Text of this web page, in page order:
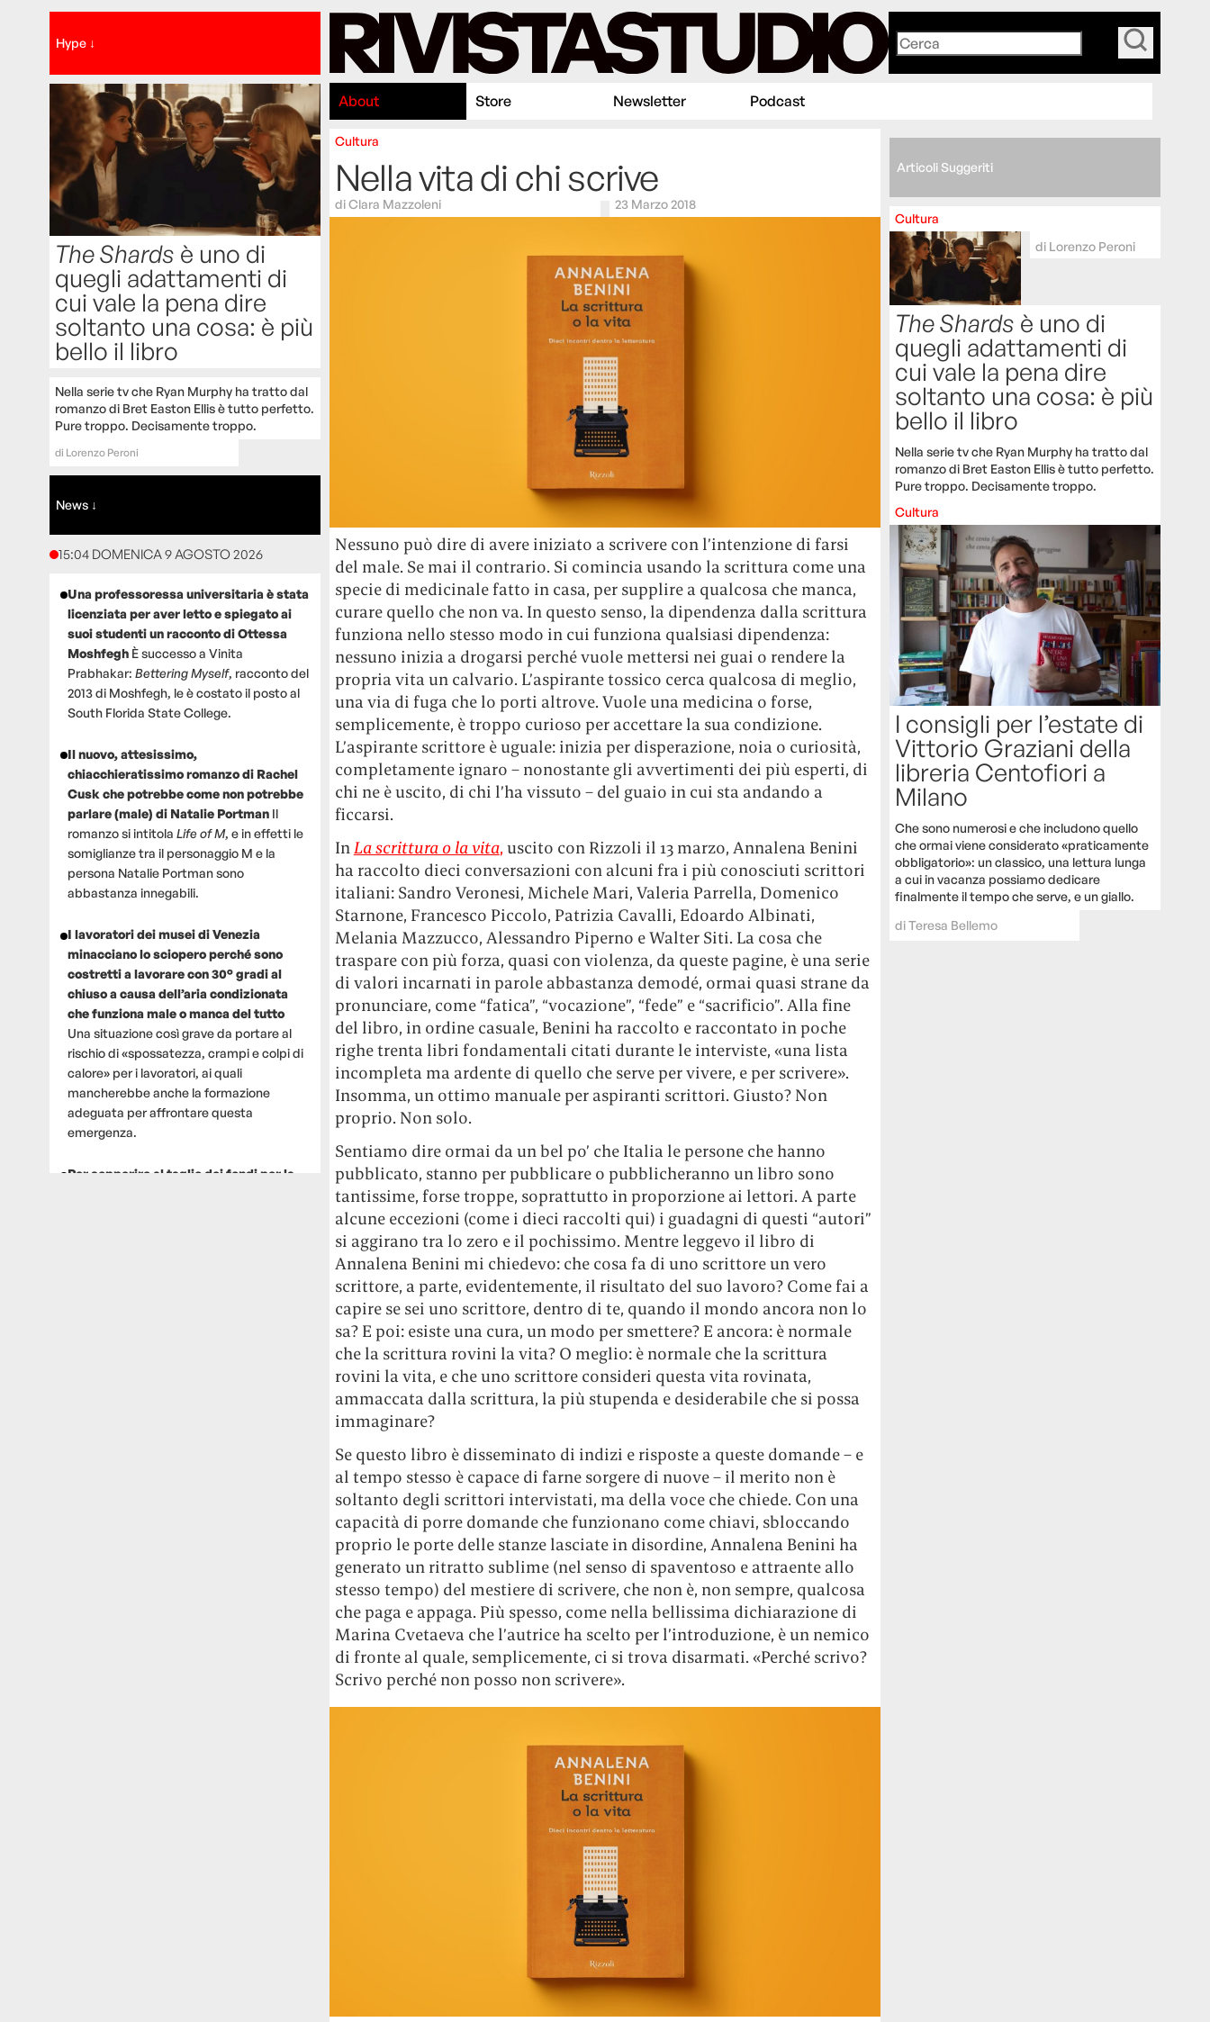
Hype ↓
The Shards è uno di
quegli adattamenti di
cui vale la pena dire
soltanto una cosa: è più
bello il libro
Nella serie tv che Ryan Murphy ha tratto dal
romanzo di Bret Easton Ellis è tutto perfetto.
Pure troppo. Decisamente troppo.
di Lorenzo Peroni
News ↓
15:04 DOMENICA 9 AGOSTO 2026
Una professoressa universitaria è stata
licenziata per aver letto e spiegato ai
suoi studenti un racconto di Ottessa
Moshfegh È successo a Vinita
Prabhakar: Bettering Myself, racconto del
2013 di Moshfegh, le è costato il posto al
South Florida State College.
Il nuovo, attesissimo,
chiacchieratissimo romanzo di Rachel
Cusk che potrebbe come non potrebbe
parlare (male) di Natalie Portman Il
romanzo si intitola Life of M, e in effetti le
somiglianze tra il personaggio M e la
persona Natalie Portman sono
abbastanza innegabili.
I lavoratori dei musei di Venezia
minacciano lo sciopero perché sono
costretti a lavorare con 30° gradi al
chiuso a causa dell’aria condizionata
che funziona male o manca del tutto
Una situazione così grave da portare al
rischio di «spossatezza, crampi e colpi di
calore» per i lavoratori, ai quali
mancherebbe anche la formazione
adeguata per affrontare questa
emergenza.
Per sopperire al taglio dei fondi per la
About Store Newsletter Podcast
Cultura
Nella vita di chi scrive
diClara Mazzoleni 23 Marzo 2018
Nessuno può dire di avere iniziato a scrivere con l’intenzione di farsi
del male. Se mai il contrario. Si comincia usando la scrittura come una
specie di medicinale fatto in casa, per supplire a qualcosa che manca,
curare quello che non va. In questo senso, la dipendenza dalla scrittura
funziona nello stesso modo in cui funziona qualsiasi dipendenza:
nessuno inizia a drogarsi perché vuole mettersi nei guai o rendere la
propria vita un calvario. L’aspirante tossico cerca qualcosa di meglio,
una via di fuga che lo porti altrove. Vuole una medicina o forse,
semplicemente, è troppo curioso per accettare la sua condizione.
L’aspirante scrittore è uguale: inizia per disperazione, noia o curiosità,
completamente ignaro – nonostante gli avvertimenti dei più esperti, di
chi ne è uscito, di chi l’ha vissuto – del guaio in cui sta andando a
ficcarsi.
InLa scrittura o la vita, uscito con Rizzoli il 13 marzo, Annalena Benini
ha raccolto dieci conversazioni con alcuni fra i più conosciuti scrittori
italiani: Sandro Veronesi, Michele Mari, Valeria Parrella, Domenico
Starnone, Francesco Piccolo, Patrizia Cavalli, Edoardo Albinati,
Melania Mazzucco, Alessandro Piperno e Walter Siti. La cosa che
traspare con più forza, quasi con violenza, da queste pagine, è una serie
di valori incarnati in parole abbastanza demodé, ormai quasi strane da
pronunciare, come “fatica”, “vocazione”, “fede” e “sacrificio”. Alla fine
del libro, in ordine casuale, Benini ha raccolto e raccontato in poche
righe trenta libri fondamentali citati durante le interviste, «una lista
incompleta ma ardente di quello che serve per vivere, e per scrivere».
Insomma, un ottimo manuale per aspiranti scrittori. Giusto? Non
proprio. Non solo.
Sentiamo dire ormai da un bel po’ che Italia le persone che hanno
pubblicato, stanno per pubblicare o pubblicheranno un libro sono
tantissime, forse troppe, soprattutto in proporzione ai lettori. A parte
alcune eccezioni (come i dieci raccolti qui) i guadagni di questi “autori”
si aggirano tra lo zero e il pochissimo. Mentre leggevo il libro di
Annalena Benini mi chiedevo: che cosa fa di uno scrittore un vero
scrittore, a parte, evidentemente, il risultato del suo lavoro? Come fai a
capire se sei uno scrittore, dentro di te, quando il mondo ancora non lo
sa? E poi: esiste una cura, un modo per smettere? E ancora: è normale
che la scrittura rovini la vita? O meglio: è normale che la scrittura
rovini la vita, e che uno scrittore consideri questa vita rovinata,
ammaccata dalla scrittura, la più stupenda e desiderabile che si possa
immaginare?
Se questo libro è disseminato di indizi e risposte a queste domande – e
al tempo stesso è capace di farne sorgere di nuove – il merito non è
soltanto degli scrittori intervistati, ma della voce che chiede. Con una
capacità di porre domande che funzionano come chiavi, sbloccando
proprio le porte delle stanze lasciate in disordine, Annalena Benini ha
generato un ritratto sublime (nel senso di spaventoso e attraente allo
stesso tempo) del mestiere di scrivere, che non è, non sempre, qualcosa
che paga e appaga. Più spesso, come nella bellissima dichiarazione di
Marina Cvetaeva che l’autrice ha scelto per l’introduzione, è un nemico
di fronte al quale, semplicemente, ci si trova disarmati. «Perché scrivo?
Scrivo perché non posso non scrivere».
Articoli Suggeriti
Cultura
di Lorenzo Peroni
The Shards è uno di
quegli adattamenti di
cui vale la pena dire
soltanto una cosa: è più
bello il libro
Nella serie tv che Ryan Murphy ha tratto dal
romanzo di Bret Easton Ellis è tutto perfetto.
Pure troppo. Decisamente troppo.
Cultura
I consigli per l’estate di
Vittorio Graziani della
libreria Centofiori a
Milano
Che sono numerosi e che includono quello
che ormai viene considerato «praticamente
obbligatorio»: un classico, una lettura lunga
a cui in vacanza possiamo dedicare
finalmente il tempo che serve, e un giallo.
diTeresa Bellemo